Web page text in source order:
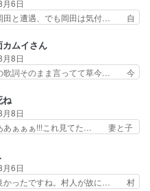
笑顔が印… 戦争よりも経済の領
れてい…
立ちたいで… 人形だったり将棋
党の三大… ・これ罠じゃない
地は山… 薄々思ってたけど実写
意が… 亜也子ちゃん面白い親父
っ…
月6日
田と遭遇、でも岡田は気付… 自
具が、らいりーさんを… らいり
向けて努力する黒絵… コングと
戦!?w黒絵の友… らいりーが己
対する話とし… らいりーさんが
た黒絵た… ライリーが好きだっ
が懲ら… メイクでちょっと勇気
可愛…
ムイさん
月8日
歌詞そのまま言ってて草今… 今
ジェットババアの亜… 1日で
ムイ婆もしっかり抱… 今回は交
ー。Aパはいつも… 前半の霊カ
るよねwジェッ… 今回はいつも
え叫んでお… 交通系悪霊除霊ツ
悪かよく… よく見ないと気付け
ードに…
ね
月8日
あぁぁぁ!!!これ見てた… 妻と子
お客にプロポーズ… 遅れて5
哨戦ですが，ここ… 「同情は創
だ。でも応援す… 東京で開かれ
月6日
かったですね。村人が故に… 村